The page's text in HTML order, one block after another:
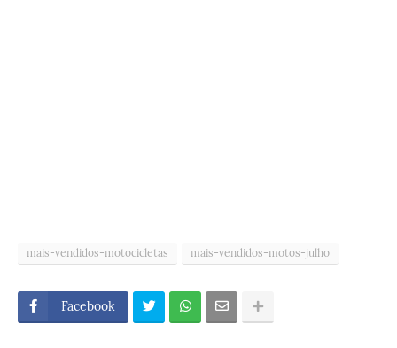
mais-vendidos-motocicletas mais-vendidos-motos-julho
Facebook